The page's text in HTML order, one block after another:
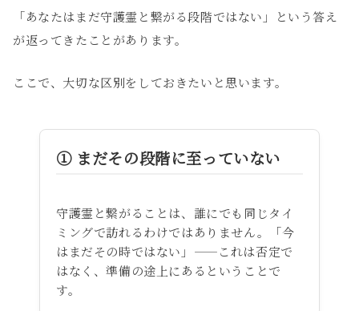
「あなたはまだ守護霊と繋がる段階ではない」という答え
が返ってきたことがあります。
ここで、大切な区別をしておきたいと思います。
① まだその段階に至っていない
守護霊と繋がることは、誰にでも同じタイ
ミングで訪れるわけではありません。「今
はまだその時ではない」——これは否定で
はなく、準備の途上にあるということで
す。